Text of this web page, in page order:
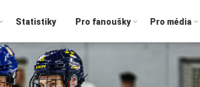
Statistiky Pro fanoušky Pro média